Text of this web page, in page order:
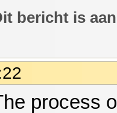
bericht is
process